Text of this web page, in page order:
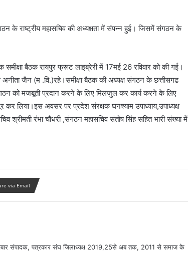
के राष्ट्रीय महासचिव की अध्यक्षता में संपन्न हुई। जिसमें संगठन के
समीक्षा बैठक रायपुर फ्रूट लाइब्रेरी में 17मई 26 रविवार को की गई।
अनीता जैन (म .वि.)रहे।समीक्षा बैठक की अध्यक्ष संगठन के छत्तीसगढ
को मजबूती प्रदान करने के लिए मिलजुल कर कार्य करने के लिए
लिया।इस अवसर पर प्रदेश संरक्षक घनश्याम उपाध्याय,उपाध्यक्ष
श्रीमती रंभा चौधरी ,संगठन महासचिव संतोष सिंह सहित भारी संख्या में
via Email
संपादक, पत्रकार संघ जिलाध्यक्ष 2019,25से अब तक, 2011 से समाज के